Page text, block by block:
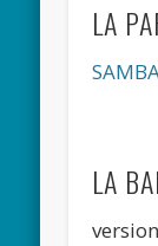
LA
LA